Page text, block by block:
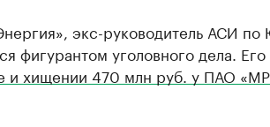
экс-руководитель АСИ
фигурантом уголовного дела. Его
и хищении 470 млн руб. у ПАО